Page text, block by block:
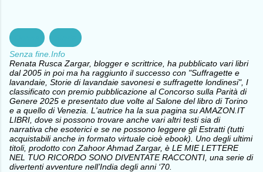
Senza fine.Info
Renata Rusca Zargar, blogger e scrittrice, ha pubblicato vari libri
dal 2005 in poi ma ha raggiunto il successo con "Suffragette e
lavandaie, Storie di lavandaie savonesi e suffragette londinesi", I
classificato con premio pubblicazione al Concorso sulla Parità di
Genere 2025 e presentato due volte al Salone del libro di Torino
e a quello di Venezia. L'autrice ha la sua pagina su AMAZON.IT
LIBRI, dove si possono trovare anche vari altri testi sia di
narrativa che esoterici e se ne possono leggere gli Estratti (tutti
acquistabili anche in formato virtuale cioè ebook). Uno degli ultimi
titoli, prodotto con Zahoor Ahmad Zargar, è LE MIE LETTERE
NEL TUO RICORDO SONO DIVENTATE RACCONTI, una serie di
divertenti avventure nell’India degli anni ‘70.